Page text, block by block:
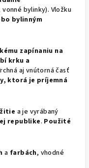
bylinky). Vložku
bylinným
zapínaniu na
krku a
aj vnútorná časť
ktorá je príjemná
a je vyrábaný
republike. Použité
a farbách, vhodné